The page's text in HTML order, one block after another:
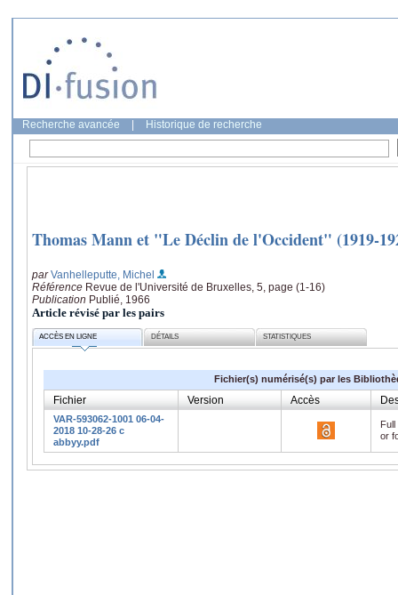
Recherche avancée Historique de recherche
Thomas Mann et "Le Déclin de l'Occident" (1919-
parVanhelleputte, Michel
Référence Revue de l'Université de Bruxelles, 5, page (1-16)
Publication Publié, 1966
Article révisé par les pairs
ACCÈS EN LIGNE DÉTAILS STATISTIQUES
Fichier(s) numérisé(s) par les
Fichier Version Accès
VAR-593062-1001 06-04-
2018 10-28-26 c
abbyy.pdf
or